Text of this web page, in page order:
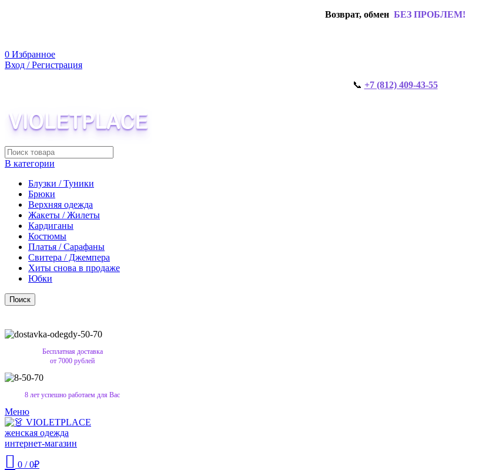
Возврат, обмен БЕЗ ПРОБЛЕМ!
0 Избранное
Вход / Регистрация
📞 +7 (812) 409-43-55
В категории
Блузки / Туники
Брюки
Верхняя одежда
Жакеты / Жилеты
Кардиганы
Костюмы
Платья / Сарафаны
Свитера / Джемпера
Хиты снова в продаже
Юбки
Поиск
Бесплатная доставка
от 7000 рублей
8 лет успешно работаем для Вас
Меню
0 / 0₽